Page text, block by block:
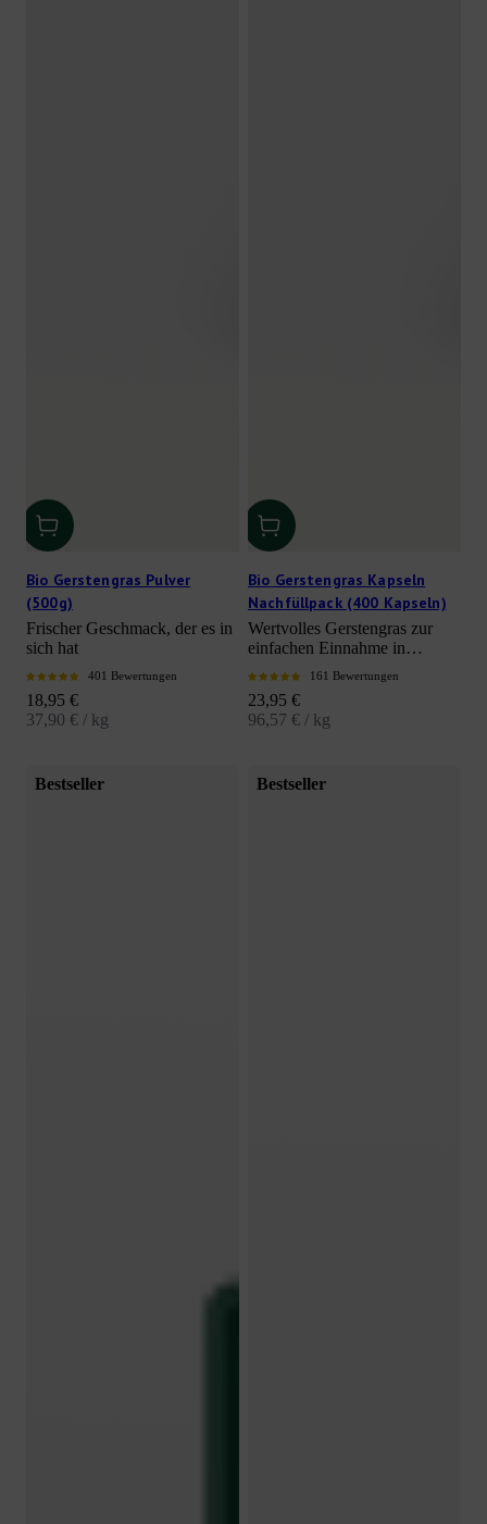
Bio Gerstengras Pulver
(500g)
Frischer Geschmack, der es in
sich hat
401 Bewertungen
Angebot
18,95 €
37,90 € / kg
Bio Gerstengras Kapseln
Nachfüllpack (400 Kapseln)
Wertvolles Gerstengras zur
einfachen Einnahme in
Kapselform161 Bewertungen
Angebot
23,95 €
96,57 € / kg
Bestseller Bestseller